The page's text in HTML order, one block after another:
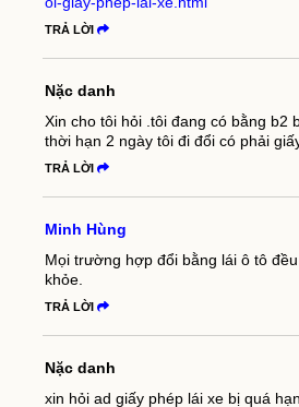
TRẢ LỜI
Nặc danh
Xin cho tôi hỏi .tôi đang có bằng b2
thời hạn 2 ngày tôi đi đổi có phải
TRẢ LỜI
Minh Hùng
Mọi trường hợp đổi bằng lái ô tô
khỏe.
TRẢ LỜI
Nặc danh
xin hỏi ad giấy phép lái xe bị quá